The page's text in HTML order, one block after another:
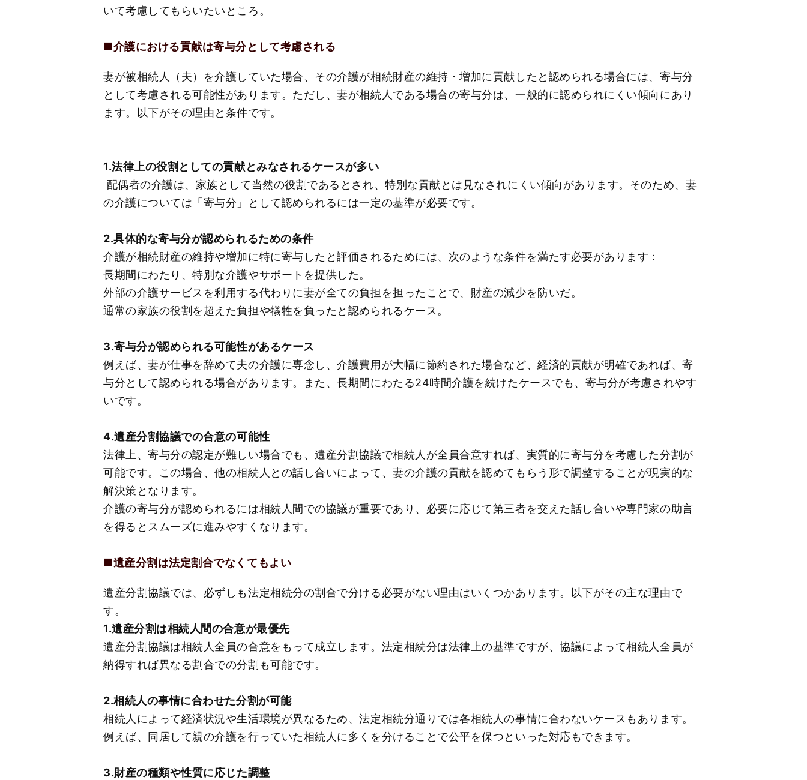
いて考慮してもらいたいところ。
■介護における貢献は寄与分として考慮される
妻が被相続人（夫）を介護していた場合、その介護が相続財産の維持・増加に貢献したと認められる場合には、寄与分
として考慮される可能性があります。ただし、妻が相続人である場合の寄与分は、一般的に認められにくい傾向にあり
ます。以下がその理由と条件です。
1.法律上の役割としての貢献とみなされるケースが多い
配偶者の介護は、家族として当然の役割であるとされ、特別な貢献とは見なされにくい傾向があります。そのため、妻
の介護については「寄与分」として認められるには一定の基準が必要です。
2.具体的な寄与分が認められるための条件
介護が相続財産の維持や増加に特に寄与したと評価されるためには、次のような条件を満たす必要があります：
長期間にわたり、特別な介護やサポートを提供した。
外部の介護サービスを利用する代わりに妻が全ての負担を担ったことで、財産の減少を防いだ。
通常の家族の役割を超えた負担や犠牲を負ったと認められるケース。
3.寄与分が認められる可能性があるケース
例えば、妻が仕事を辞めて夫の介護に専念し、介護費用が大幅に節約された場合など、経済的貢献が明確であれば、寄
与分として認められる場合があります。また、長期間にわたる24時間介護を続けたケースでも、寄与分が考慮されやす
いです。
4.遺産分割協議での合意の可能性
法律上、寄与分の認定が難しい場合でも、遺産分割協議で相続人が全員合意すれば、実質的に寄与分を考慮した分割が
可能です。この場合、他の相続人との話し合いによって、妻の介護の貢献を認めてもらう形で調整することが現実的な
解決策となります。
介護の寄与分が認められるには相続人間での協議が重要であり、必要に応じて第三者を交えた話し合いや専門家の助言
を得るとスムーズに進みやすくなります。
■遺産分割は法定割合でなくてもよい
遺産分割協議では、必ずしも法定相続分の割合で分ける必要がない理由はいくつかあります。以下がその主な理由で
す。
1.遺産分割は相続人間の合意が最優先
遺産分割協議は相続人全員の合意をもって成立します。法定相続分は法律上の基準ですが、協議によって相続人全員が
納得すれば異なる割合での分割も可能です。
2.相続人の事情に合わせた分割が可能
相続人によって経済状況や生活環境が異なるため、法定相続分通りでは各相続人の事情に合わないケースもあります。
例えば、同居して親の介護を行っていた相続人に多くを分けることで公平を保つといった対応もできます。
3.財産の種類や性質に応じた調整